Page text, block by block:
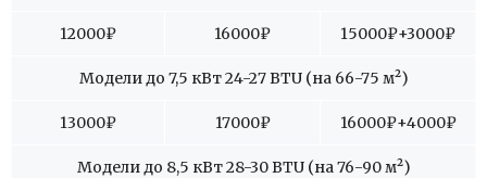
12000₽ 16000₽ 15000₽+3000₽
Модели до 7,5 кВт 24-27 BTU (на 66-75 м²)
13000₽ 17000₽ 16000₽+4000₽
Модели до 8,5 кВт 28-30 BTU (на 76-90 м²)